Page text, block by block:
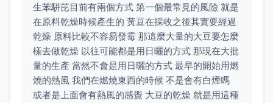
生苯駢芘目前有兩個方式 第一個最常見的風險 就是
在原料乾燥時候產生的 黃豆在採收之後其實要經過
乾燥 原料比較不容易發霉 那這麼大量的大豆要怎麼
樣去做乾燥 以往可能都是用日曬的方式 那現在大批
量的生產 當然不會是用日曬的方式 最早的開始用燃
燒的熱風 我們在燃燒東西的時候 不是會有白煙嗎
或者是上面會有熱風的感覺 大豆的乾燥 就是用這種